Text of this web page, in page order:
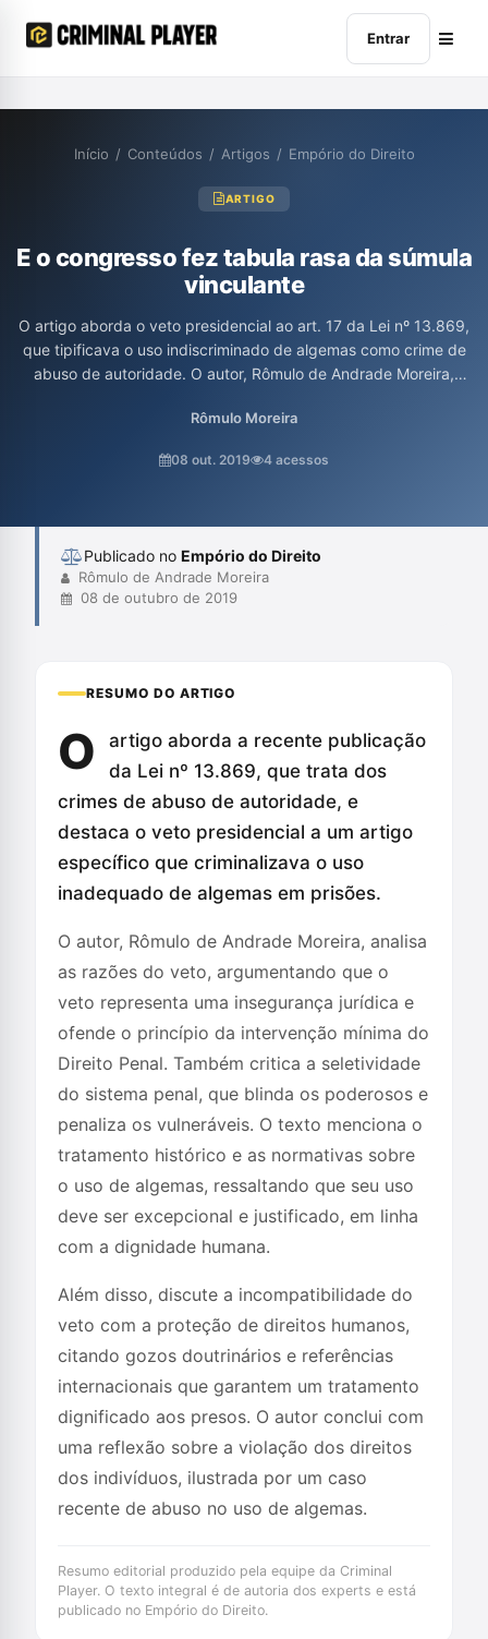
Entrar
Início / Conteúdos / Artigos / Empório do Direito
ARTIGO
E o congresso fez tabula rasa da súmula
vinculante
O artigo aborda o veto presidencial ao art. 17 da Lei nº 13.869,
que tipificava o uso indiscriminado de algemas como crime de
abuso de autoridade. O autor, Rômulo de Andrade Moreira,
jurídica, defendendo que a lei já contempla salvaguardas para
com a Súmula Vinculante nº 11 do Supremo Tribunal Federal.
Rômulo Moreira
08 out. 2019 4 acessos
Publicado no Empório do Direito
Rômulo de Andrade Moreira
08 de outubro de 2019
RESUMO DO ARTIGO
O
artigo aborda a recente publicação
da Lei nº 13.869, que trata dos
crimes de abuso de autoridade, e
destaca o veto presidencial a um artigo
específico que criminalizava o uso
inadequado de algemas em prisões.
O autor, Rômulo de Andrade Moreira, analisa
as razões do veto, argumentando que o
veto representa uma insegurança jurídica e
ofende o princípio da intervenção mínima do
Direito Penal. Também critica a seletividade
do sistema penal, que blinda os poderosos e
penaliza os vulneráveis. O texto menciona o
tratamento histórico e as normativas sobre
o uso de algemas, ressaltando que seu uso
deve ser excepcional e justificado, em linha
com a dignidade humana.
Além disso, discute a incompatibilidade do
veto com a proteção de direitos humanos,
citando gozos doutrinários e referências
internacionais que garantem um tratamento
dignificado aos presos. O autor conclui com
uma reflexão sobre a violação dos direitos
dos indivíduos, ilustrada por um caso
recente de abuso no uso de algemas.
Resumo editorial produzido pela equipe da Criminal
Player. O texto integral é de autoria dos experts e está
publicado no Empório do Direito.